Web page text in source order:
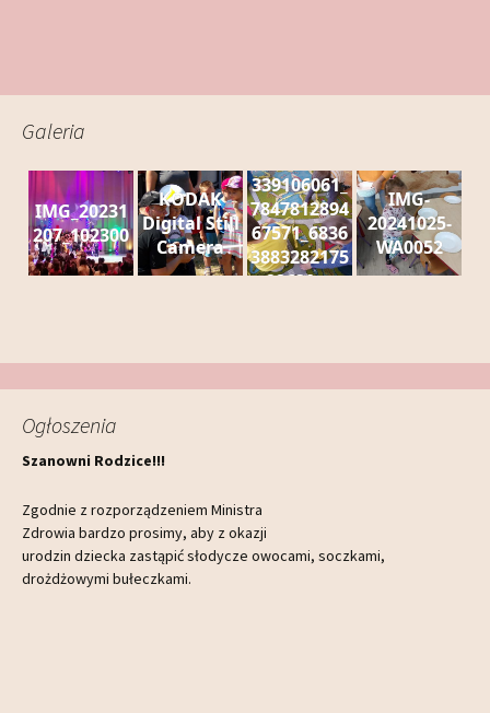
Galeria
IMG_20231
207_102300
KODAK
Digital Still
Camera
339106061_
7847812894
67571_6836
3883282175
92630_n
IMG-
20241025-
WA0052
Ogłoszenia
Szanowni Rodzice!!!
Zgodnie z rozporządzeniem Ministra
Zdrowia bardzo prosimy, aby z okazji
urodzin dziecka zastąpić słodycze owocami, soczkami,
drożdżowymi bułeczkami.